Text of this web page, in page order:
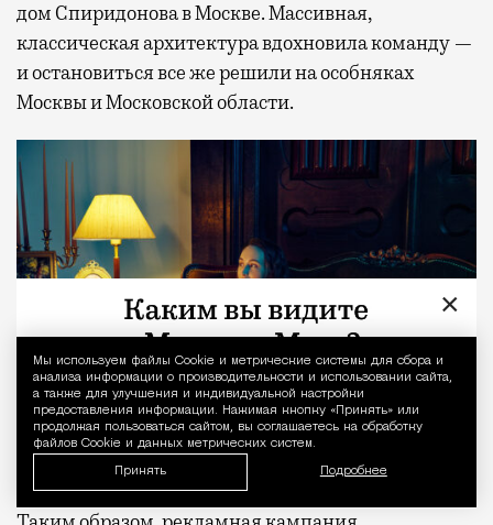
Уведомление
Мы используем файлы Сookie и метрические системы для сбора и
анализа информации о производительности и использовании сайта,
а также для улучшения и индивидуальной настройки
предоставления информации. Нажимая кнопку «Принять» или
продолжая пользоваться сайтом, вы соглашаетесь на обработку
файлов Cookie и данных метрических систем.
Принять Подробнее
дом Спиридонова в Москве. Массивная,
классическая архитектура вдохновила команду —
и остановиться все же решили на особняках
Москвы и Московской области.
×